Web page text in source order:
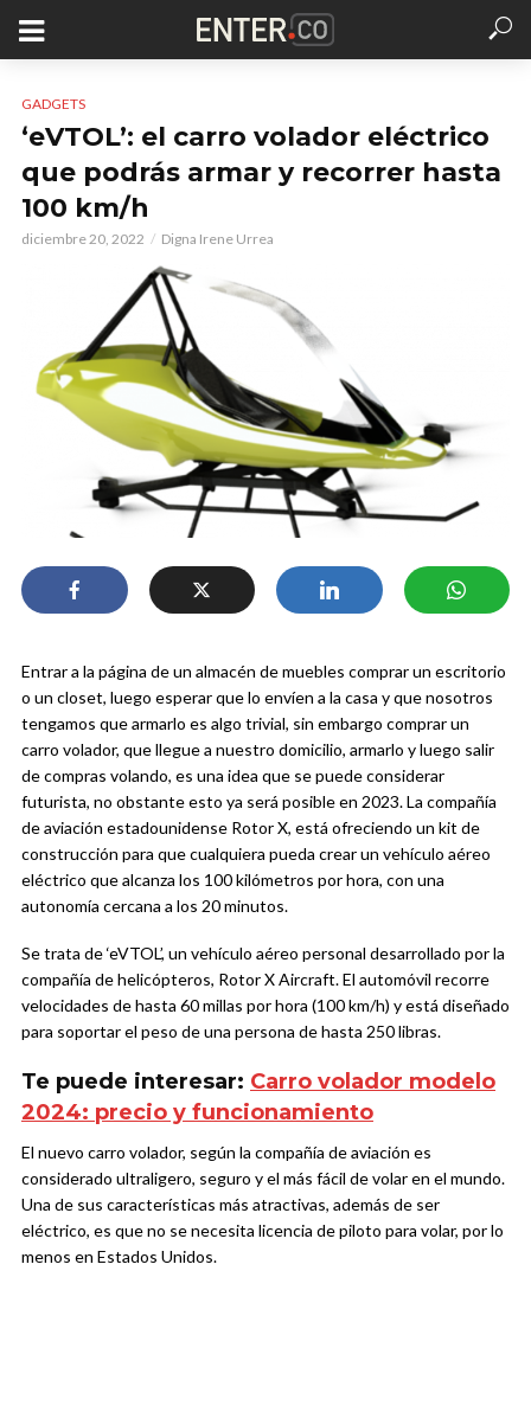
GADGETS
‘eVTOL’: el carro volador eléctrico
que podrás armar y recorrer hasta
100 km/h
diciembre 20, 2022 Digna Irene Urrea
Entrar a la página de un almacén de muebles comprar un escritorio
o un closet, luego esperar que lo envíen a la casa y que nosotros
tengamos que armarlo es algo trivial, sin embargo comprar un
carro volador, que llegue a nuestro domicilio, armarlo y luego salir
de compras volando, es una idea que se puede considerar
futurista, no obstante esto ya será posible en 2023. La compañía
de aviación estadounidense Rotor X, está ofreciendo un kit de
construcción para que cualquiera pueda crear un vehículo aéreo
eléctrico que alcanza los 100 kilómetros por hora, con una
autonomía cercana a los 20 minutos.
Se trata de ‘eVTOL’, un vehículo aéreo personal desarrollado por la
compañía de helicópteros, Rotor X Aircraft. El automóvil recorre
velocidades de hasta 60 millas por hora (100 km/h) y está diseñado
para soportar el peso de una persona de hasta 250 libras.
Te puede interesar: Carro volador modelo
2024: precio y funcionamiento
El nuevo carro volador, según la compañía de aviación es
considerado ultraligero, seguro y el más fácil de volar en el mundo.
Una de sus características más atractivas, además de ser
eléctrico, es que no se necesita licencia de piloto para volar, por lo
menos en Estados Unidos.